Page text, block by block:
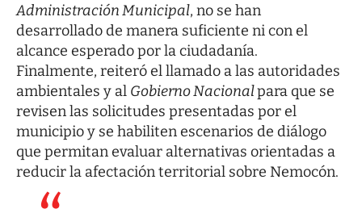
Administración Municipal, no se han
desarrollado de manera suficiente ni con el
alcance esperado por la ciudadanía.
Finalmente, reiteró el llamado a las autoridades
ambientales y al Gobierno Nacionalpara que se
revisen las solicitudes presentadas por el
municipio y se habiliten escenarios de diálogo
que permitan evaluar alternativas orientadas a
reducir la afectación territorial sobre Nemocón.